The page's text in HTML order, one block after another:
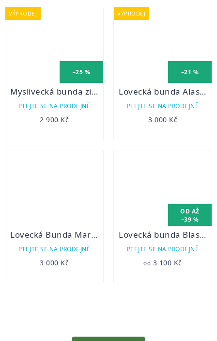
VÝPRODEJ
–25 %
Myslivecká bunda zimní C.I.T. s membránou
PTEJTE SE NA PRODEJNĚ
2 900 Kč
VÝPRODEJ
–21 %
Lovecká bunda Alaska Ranger
PTEJTE SE NA PRODEJNĚ
3 000 Kč
Lovecká Bunda Margita BUFFALO
PTEJTE SE NA PRODEJNĚ
3 000 Kč
OD AŽ
–39 %
Lovecká bunda Blaser Ivar zateplená
PTEJTE SE NA PRODEJNĚ
od 3 100 Kč